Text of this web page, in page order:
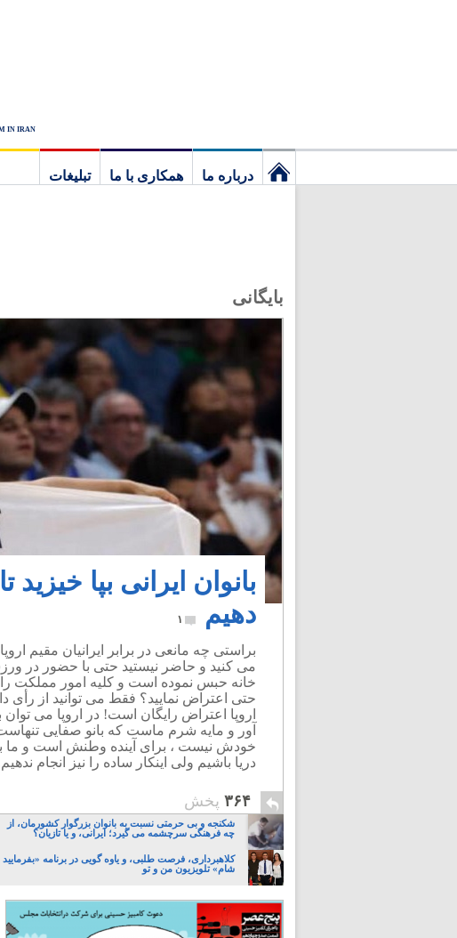
IN IRAN
درباره ما همکاری با ما
تبلیغات
بایگانی
بانوان ایرانی بپا خیزید
دهیم
۱
براستی چه مانعی در برابر ایرانیان مقیم
می کنید و حاضر نیستید حتی با حضور در
خانه حبس نموده است و کلیه امور مملکت
حتی اعتراض نمایید؟ فقط می توانید از رأی
اروپا اعتراض رایگان است! در اروپا می توان
آور و مایه شرم ماست که بانو صفایی
خودش نیست ، برای آینده وطنش است و ما
دریا باشیم ولی اینکار ساده را نیز انجام
۳۶۴ پخش
شکنجه و بی حرمتی نسبت به بانوان بزرگوار کشورمان، از
چه فرهنگی سرچشمه می گیرد؛ ایرانی، و یا تازیان؟
کلاهبرداری، فرصت طلبی، و یاوه گویی در برنامه «بفرمایید
شام» تلویزیون من و تو